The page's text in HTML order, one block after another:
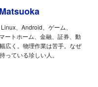
、Android、ゲーム、
ートホーム、金融、証券、動
広く。物理作業は苦手。なぜ
っている珍しい人。